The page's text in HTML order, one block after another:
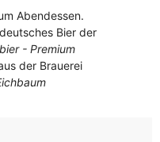
Abendessen.
Bier der
- Premium
der Brauerei